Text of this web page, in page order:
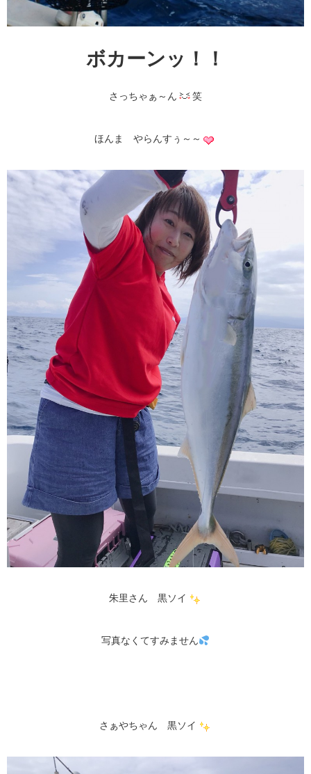
ボカーンッ！！
さっちゃぁ～ん 笑
ほんま やらんすぅ～～
朱里さん 黒ソイ
写真なくてすみません
さぁやちゃん 黒ソイ